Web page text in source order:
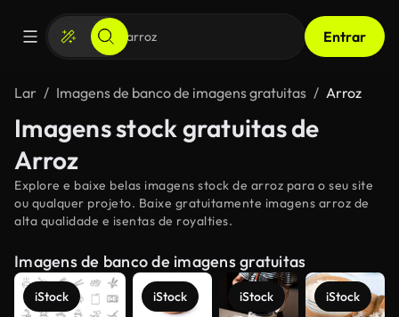
Entrar
Lar Imagens de banco de imagens gratuitas Arroz
Imagens stock gratuitas de
Arroz
Explore e baixe belas imagens stock de arroz para o seu site
ou qualquer projeto. Baixe gratuitamente imagens arroz de
alta qualidade e isentas de royalties.
Imagens de banco de imagens gratuitas
iStock iStock iStock iStock